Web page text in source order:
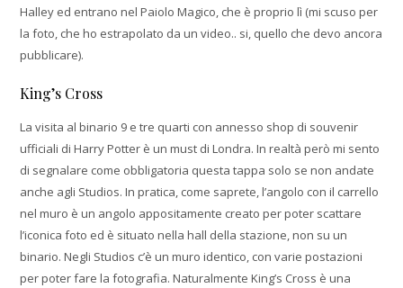
Halley ed entrano nel Paiolo Magico, che è proprio lì (mi scuso per
la foto, che ho estrapolato da un video.. si, quello che devo ancora
pubblicare).
King’s Cross
La visita al binario 9 e tre quarti con annesso shop di souvenir
ufficiali di Harry Potter è un must di Londra. In realtà però mi sento
di segnalare come obbligatoria questa tappa solo se non andate
anche agli Studios. In pratica, come saprete, l’angolo con il carrello
nel muro è un angolo appositamente creato per poter scattare
l’iconica foto ed è situato nella hall della stazione, non su un
binario. Negli Studios c’è un muro identico, con varie postazioni
per poter fare la fotografia. Naturalmente King’s Cross è una